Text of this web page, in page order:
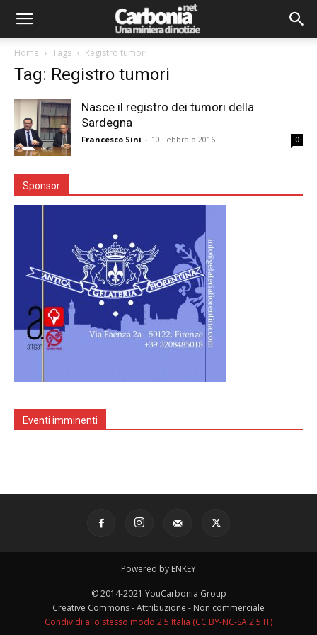
Home Tags Registro tumori
Tag: Registro tumori
Nasce il registro dei tumori della
Sardegna
Francesco Sini - 10 Febbraio 2016 0
Sponsor
Eventi imminenti
Powered by ENKEY
© 2014-2021 YouCarbonia Group
Creative Commons - Attribuzione - Non commerciale
Condividi allo stesso modo 2.5 Italia (CC BY-NC-SA 2.5 IT)